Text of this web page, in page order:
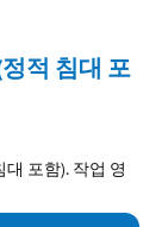
정적 침대 포
대 포함). 작업 영